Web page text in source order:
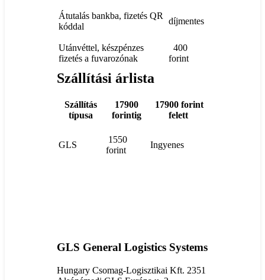
Átutalás bankba, fizetés QR
kóddal
díjmentes
Utánvéttel, készpénzes
fizetés a fuvarozónak
400
forint
Szállítási árlista
Szállítás
típusa
17900
forintig
17900 forint
felett
GLS
1550
forint
Ingyenes
GLS General Logistics Systems
Hungary Csomag-Logisztikai Kft. 2351